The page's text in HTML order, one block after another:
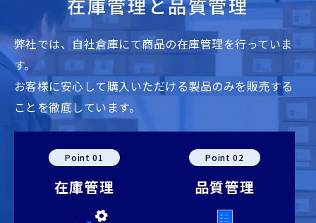
在庫管理と品質管理
弊社では、自社倉庫にて商品の在庫管理を行っていま
す。
お客様に安心して購入いただける製品のみを販売する
ことを徹底しています。
Point 01
在庫管理
Point 02
品質管理